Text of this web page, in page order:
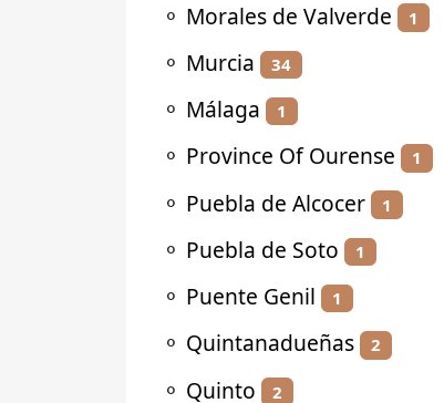
⚬ Morales de Valverde 1
⚬ Murcia 34
⚬ Málaga 1
⚬ Province Of Ourense 1
⚬ Puebla de Alcocer 1
⚬ Puebla de Soto 1
⚬ Puente Genil 1
⚬ Quintanadueñas 2
⚬ Quinto 2